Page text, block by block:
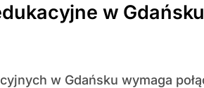
w Gdańsku